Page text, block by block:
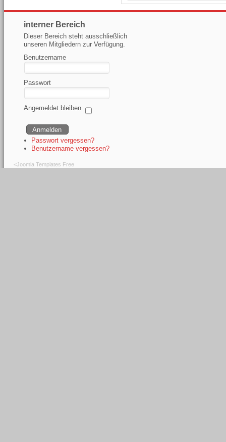
interner Bereich
Dieser Bereich steht ausschließlich
unseren Mitgliedern zur Verfügung.
Benutzername
Passwort
Angemeldet bleiben
Passwort vergessen?
Benutzername vergessen?
<Joomla Templates Free